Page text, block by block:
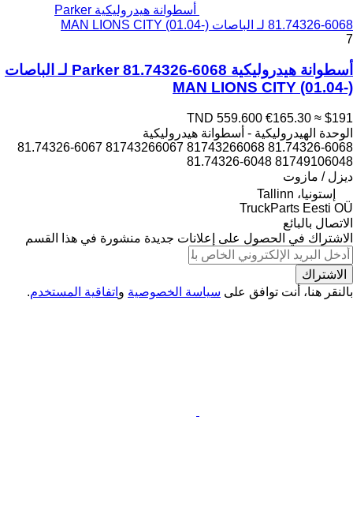
أسطوانة هيدروليكية Parker
81.74326-6068 لـ الباصات MAN LIONS CITY (01.04-)
7
أسطوانة هيدروليكية Parker 81.74326-6068 لـ الباصات
MAN LIONS CITY (01.04-)
TND 559.600 €165.30 ≈ $191
الوحدة الهيدروليكية - أسطوانة هيدروليكية
81.74326-6068 81743266068 81743266067 81.74326-6067
81749106048 81.74326-6048
ديزل / مازوت
إستونيا، Tallinn
TruckParts Eesti OÜ
الاتصال بالبائع
الاشتراك في الحصول على إعلانات جديدة منشورة في هذا القسم
الاشتراك
بالنقر هنا، أنت توافق على سياسة الخصوصية و اتفاقية المستخدم.